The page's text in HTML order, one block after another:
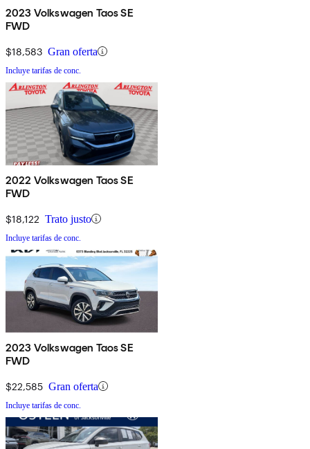
2023 Volkswagen Taos SE
FWD
$18,583 Gran oferta
Incluye tarifas de conc.
2022 Volkswagen Taos SE
FWD
$18,122 Trato justo
Incluye tarifas de conc.
2023 Volkswagen Taos SE
FWD
$22,585 Gran oferta
Incluye tarifas de conc.